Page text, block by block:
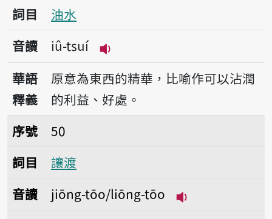
詞目
油水
音讀
iû-tsuí
播放音讀iû-tsuí
華語
釋義
原意為東西的精華，比喻作可以沾潤
的利益、好處。
序號50讓渡
序號
50
詞目
讓渡
音讀
jiōng-tōo/liōng-tōo